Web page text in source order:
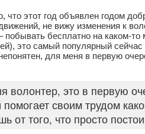
что этот год объявлен годом
не вижу изменения к
побывать бесплатно на каком-
это самый популярный
для меня в первую
волонтер, это в первую
помогает своим трудом
от того, что просто